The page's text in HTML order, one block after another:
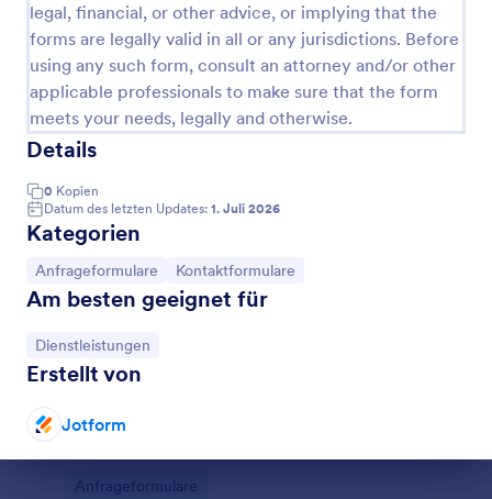
legal, financial, or other advice, or implying that the
forms are legally valid in all or any jurisdictions. Before
using any such form, consult an attorney and/or other
applicable professionals to make sure that the form
meets your needs, legally and otherwise.
Details
0 Kopien
Datum des letzten Updates: 1. Juli 2026
Kategorien
Zur Kategorie:
Anfrageformulare Zur Kategorie:
Kontaktformulare
Am besten geeignet für
Zur Kategorie:
Dienstleistungen
Erstellt von
Jotform
Kostenübernahme Formular
diesem kostenlosen Kostenerstattungsformular.
Apps synchronisieren. Funktioniert auf jedem Gerät.
Keine Codierung.
Go to Category:
Anfrageformulare